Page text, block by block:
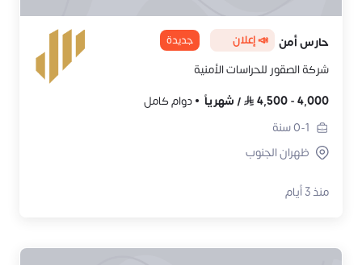
حارس أمن 📣 إعلان جديدة
شركة الصقور للحراسات الأمنية
4,000
-
4,500
/ شهرياً
دوام كامل
0-1سنة
ظهران الجنوب
منذ 3 أيام